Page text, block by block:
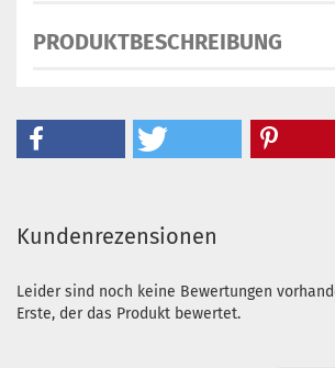
PRODUKTBESCHREIBUNG
Kundenrezensionen
Leider sind noch keine Bewertungen
Erste, der das Produkt bewertet.